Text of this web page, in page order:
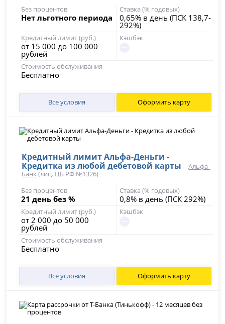
Без процентов
Нет льготного периода
Ставка (% годовых)
0,65% в день (ПСК 138,7-
292%)
Кредитный лимит (руб.)
от 15 000 до 100 000
рублей
Кэшбэк
Стоимость обслуживания
Бесплатно
Все условия Оформить карту
Кредитный лимит Альфа-Деньги -
Кредитка из любой дебетовой карты -Альфа-
Банк (лиц. ЦБ РФ №1326)
Без процентов
21 день без %
Ставка (% годовых)
0,8% в день (ПСК 292%)
Кредитный лимит (руб.)
от 2 000 до 50 000
рублей
Кэшбэк
Стоимость обслуживания
Бесплатно
Все условия Оформить карту